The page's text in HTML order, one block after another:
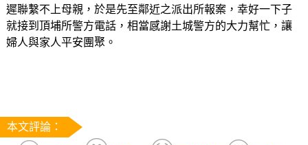
遲聯繫不上母親，於是先至鄰近之派出所報案，幸好一下子
就接到頂埔所警方電話，相當感謝土城警方的大力幫忙，讓
婦人與家人平安團聚。
本文評論：